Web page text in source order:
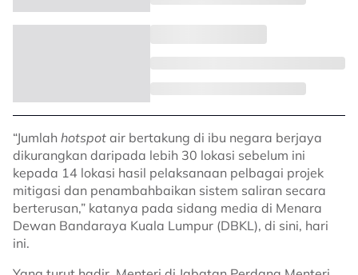
“Jumlah hotspot air bertakung di ibu negara berjaya
dikurangkan daripada lebih 30 lokasi sebelum ini
kepada 14 lokasi hasil pelaksanaan pelbagai projek
mitigasi dan penambahbaikan sistem saliran secara
berterusan,” katanya pada sidang media di Menara
Dewan Bandaraya Kuala Lumpur (DBKL), di sini, hari
ini.